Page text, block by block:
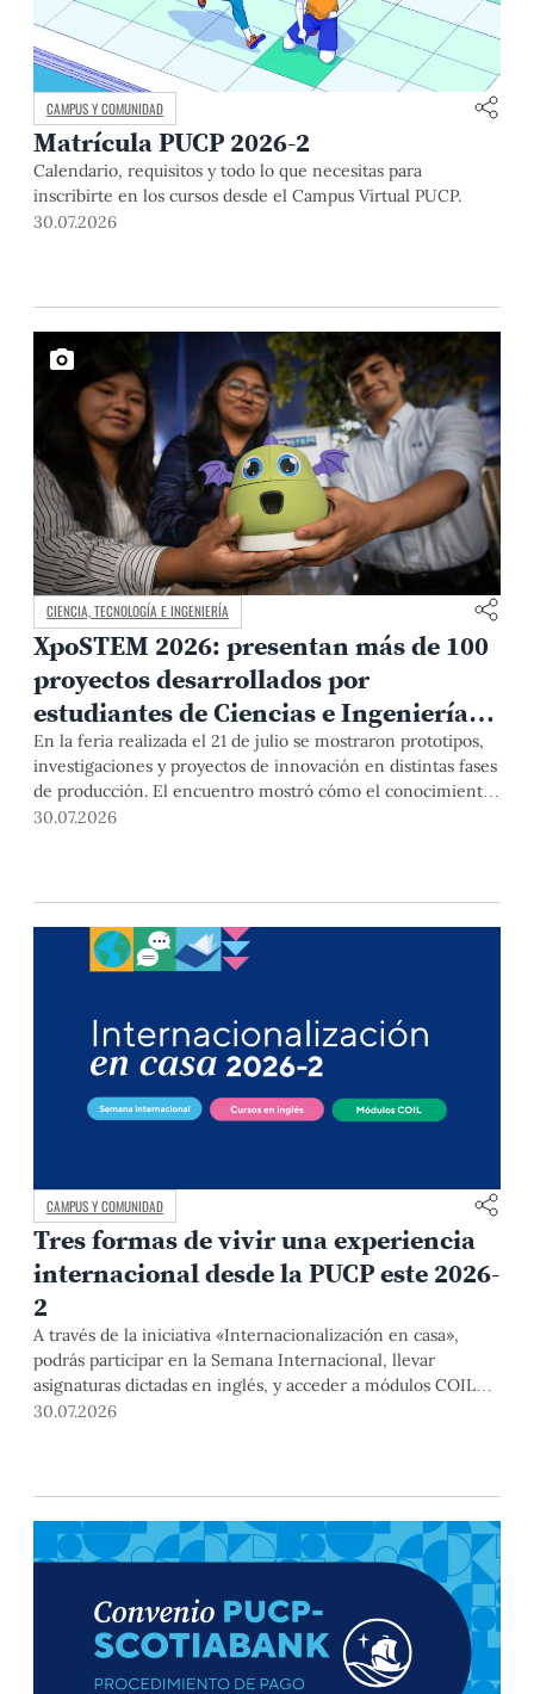
CAMPUS Y COMUNIDAD
Matrícula PUCP 2026-2
Calendario, requisitos y todo lo que necesitas para
inscribirte en los cursos desde el Campus Virtual PUCP.
30.07.2026
CIENCIA, TECNOLOGÍA E INGENIERÍA
XpoSTEM 2026: presentan más de 100
proyectos desarrollados por
estudiantes de Ciencias e Ingeniería
PUCP orientados a atender
necesidades del país
En la feria realizada el 21 de julio se mostraron prototipos,
investigaciones y proyectos de innovación en distintas fases
de producción. El encuentro mostró cómo el conocimiento
adquirido en las aulas puede responder a desafíos concretos
30.07.2026
CAMPUS Y COMUNIDAD
Tres formas de vivir una experiencia
internacional desde la PUCP este 2026-
2
A través de la iniciativa «Internacionalización en casa»,
podrás participar en la Semana Internacional, llevar
asignaturas dictadas en inglés, y acceder a módulos COIL
junto con estudiantes y docentes de universidades
30.07.2026